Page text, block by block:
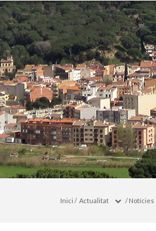
Inici / Actualitat / Notícies